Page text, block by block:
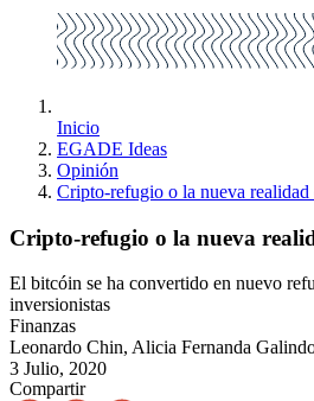
Inicio
EGADE Ideas
Opinión
Cripto-refugio o la nueva realidad
Cripto-refugio o la nueva
El bitcóin se ha convertido en nuevo
inversionistas
Finanzas
Leonardo Chin, Alicia Fernanda
3 Julio, 2020
Compartir